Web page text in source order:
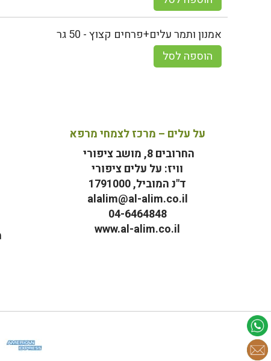
אמנון ותמר עלים+פרחים קצוץ - 50 גר
הוספה לסל
על עלים – מרכז לצמחי מרפא
החרובים 8, מושב ציפורי
וויז: על עלים ציפורי
ד"נ המוביל, 1791000
alalim@al-alim.co.il
04-6464848
www.al-alim.co.il